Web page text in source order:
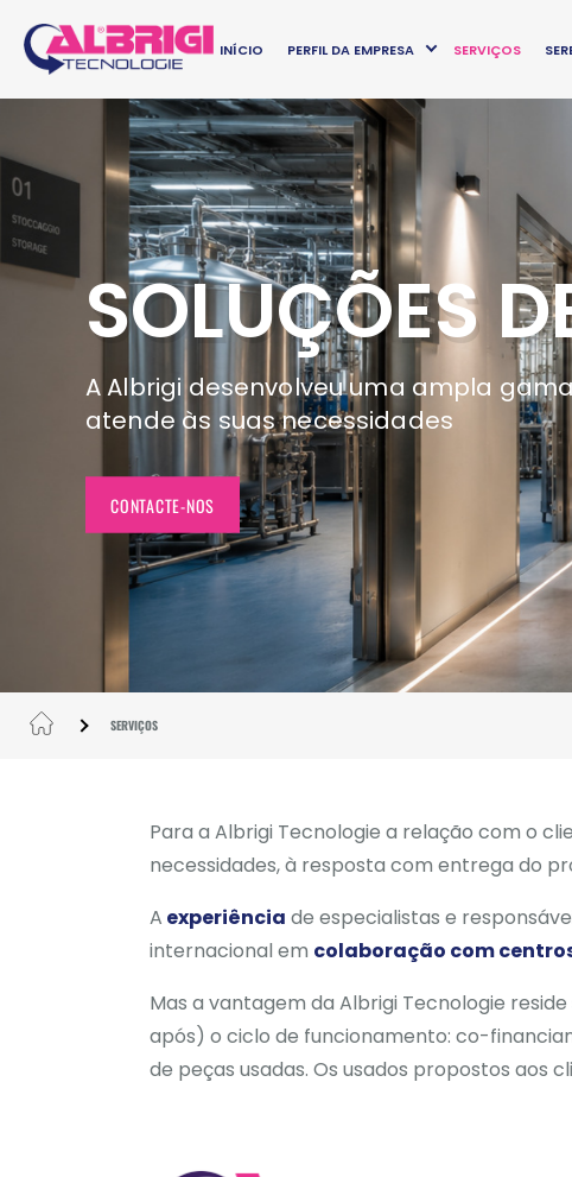
INÍCIO PERFIL DA EMPRESA SERVIÇOS
SOLUÇÕES
A Albrigi desenvolveu uma ampla
atende às suas necessidades
CONTACTE-NOS
SERVIÇOS
Para a Albrigi Tecnologie a relação com o
necessidades, à resposta com entrega do
A experiência de especialistas e
internacional em colaboração com
Mas a vantagem da Albrigi Tecnologie
após) o ciclo de funcionamento: co-
de peças usadas. Os usados propostos aos